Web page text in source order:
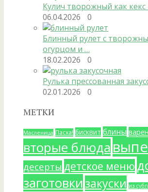
Кулич творожный как
06.04.2026
0
Блинный рулет с
огурцом и …
18.02.2026
0
Рулька прессованная
02.01.2026
0
МЕТКИ
Масленица Пасха! бисквит блины
вторые блюда
десерты детское меню
заготовкизакуски из